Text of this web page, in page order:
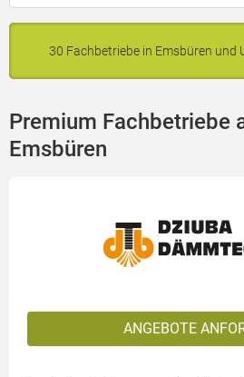
30 Fachbetriebe in Emsbüren und
Premium Fachbetriebe
Emsbüren
ANGEBOTE